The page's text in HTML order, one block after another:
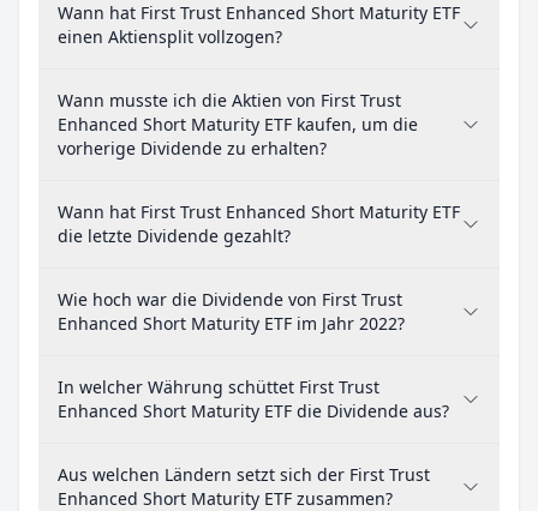
Wann hat First Trust Enhanced Short Maturity ETF
einen Aktiensplit vollzogen?
Wann musste ich die Aktien von First Trust
Enhanced Short Maturity ETF kaufen, um die
vorherige Dividende zu erhalten?
Wann hat First Trust Enhanced Short Maturity ETF
die letzte Dividende gezahlt?
Wie hoch war die Dividende von First Trust
Enhanced Short Maturity ETF im Jahr 2022?
In welcher Währung schüttet First Trust
Enhanced Short Maturity ETF die Dividende aus?
Aus welchen Ländern setzt sich der First Trust
Enhanced Short Maturity ETF zusammen?